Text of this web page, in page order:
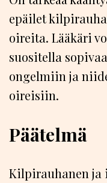
epäilet
oireita. Lääkäri
suositella
ongelmiin ja
oireisiin.
Päätelmä
Kilpirauhanen ja